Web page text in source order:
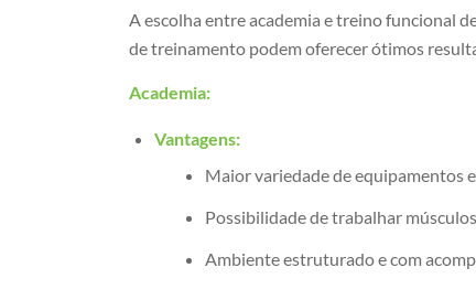
A escolha entre academia e treino funcional
de treinamento podem oferecer ótimos
Academia:
Vantagens:
Maior variedade de equipamentos
Possibilidade de trabalhar
Ambiente estruturado e com